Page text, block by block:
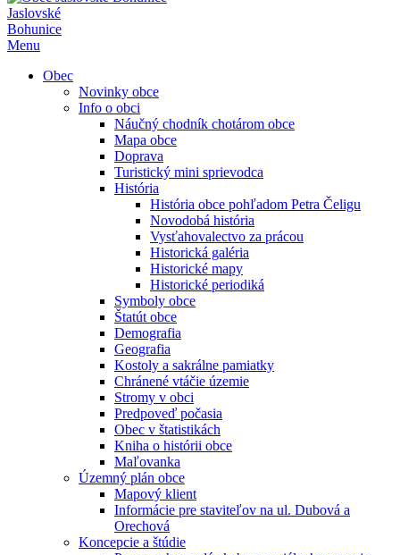
Jaslovské
Bohunice
Menu
Obec
Novinky obce
Info o obci
Náučný chodník chotárom obce
Mapa obce
Doprava
Turistický mini sprievodca
História
História obce pohľadom Petra Čeligu
Novodobá história
Vysťahovalectvo za prácou
Historická galéria
Historické mapy
Historické periodiká
Symboly obce
Štatút obce
Demografia
Geografia
Kostoly a sakrálne pamiatky
Chránené vtáčie územie
Stromy v obci
Predpoveď počasia
Obec v štatistikách
Kniha o histórii obce
Maľovanka
Územný plán obce
Mapový klient
Informácie pre staviteľov na ul. Dubová a
Orechová
Koncepcie a štúdie